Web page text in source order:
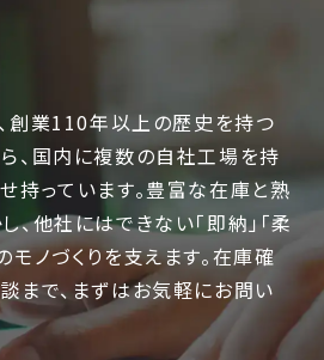
創業110年以上の歴史を持つ
、国内に複数の自社工場を持
持っています。豊富な在庫と熟
他社にはできない「即納」「柔
ノづくりを支えます。在庫確
まで、まずはお気軽にお問い